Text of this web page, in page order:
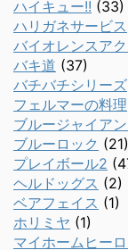
ハイキュー!! (33)
ハリガネサービス
バイオレンスア
バキ道 (37)
バチバチシリーズ
フェルマーの料理
ブルージャイアン
ブルーロック (21)
プレイボール2
ヘルドッグス (2)
ベアフェイス (1)
ホリミヤ (1)
マイホームヒー